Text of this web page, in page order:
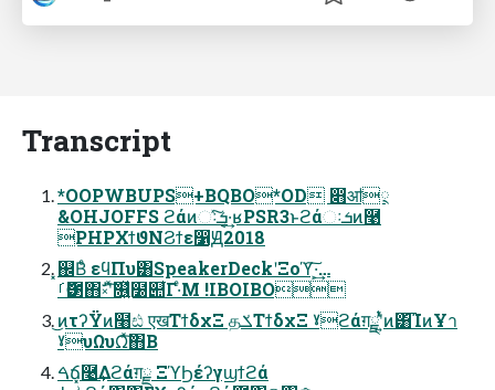
Transcript
*OOPWBUPS+BQBO*OD ෋ॴ྄
&OHJOFFS ϩάͷઃܭͯ͠·͔͢ʁPSR3ͱϩάઃܭͷ࿩
PHPΧϯϑΝϨϯε෱Ԭ2018
͓஌Βͤ εϥΠυ͸SpeakerDeckʹΞοϓ͠·͕͢…
ࡱӨ౳΋ࣗ༝ʹͯ͠௖͍ͯ໰୊͋Γ·ͤΜ !IBOIBO
͜ͷτʔΫͷ໨ඪ एखΤϯδχΞ தݎΤϯδχΞ ˠϩάग़ྗʹ͍ͭͯͷ͸͡ΊͷҰา
ˠυΩυΩͯ͠΋Β͏
ࠓճ͓࿩͢Δϩάग़ྗ ΞϓϦέʔγϣϯϩά